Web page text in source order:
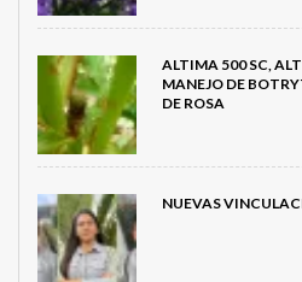
ALTIMA 500 SC,
MANEJO DE
DE ROSA
NUEVAS